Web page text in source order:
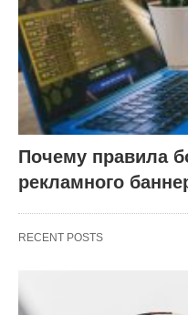
Почему правила
рекламного
RECENT POSTS